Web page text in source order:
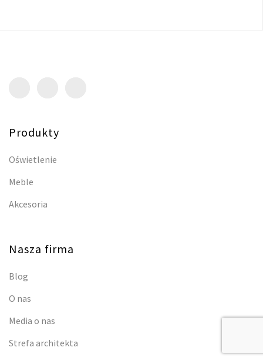
Produkty
Oświetlenie
Meble
Akcesoria
Nasza firma
Blog
O nas
Media o nas
Strefa architekta